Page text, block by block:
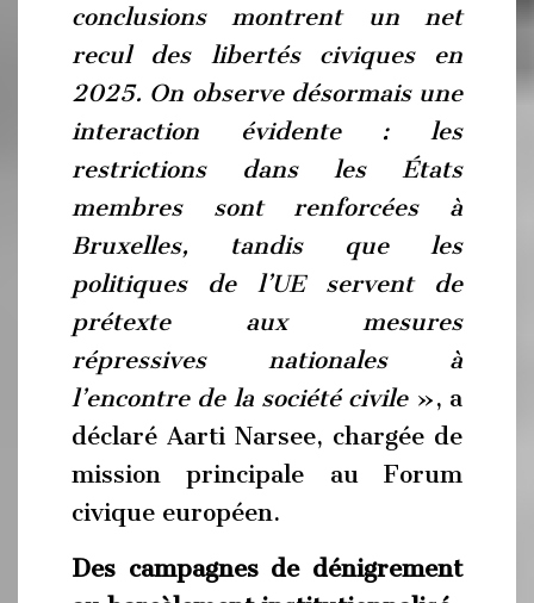
conclusions montrent un net
recul des libertés civiques en
2025. On observe désormais une
interaction évidente : les
restrictions dans les États
membres sont renforcées à
Bruxelles, tandis que les
politiques de l’UE servent de
prétexte aux mesures
répressives nationales à
l’encontre de la société civile», a
déclaré Aarti Narsee, chargée de
mission principale au Forum
civique européen.
Des campagnes de dénigrement